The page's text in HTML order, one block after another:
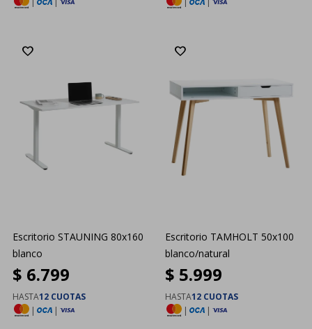
Escritorio STAUNING 80x160
blanco
$ 6.799
HASTA12 CUOTAS
|
|
Escritorio TAMHOLT 50x100
blanco/natural
$ 5.999
HASTA12 CUOTAS
|
|